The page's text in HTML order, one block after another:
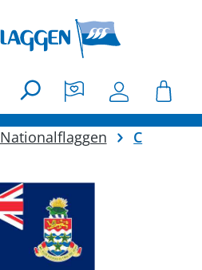
Nationalflaggen C